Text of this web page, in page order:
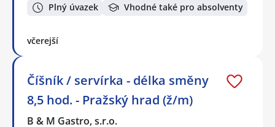
Plný úvazek Vhodné také pro absolventy
včerejší
Číšník / servírka - délka směny
8,5 hod. - Pražský hrad (ž/m)
B & M Gastro, s.r.o.